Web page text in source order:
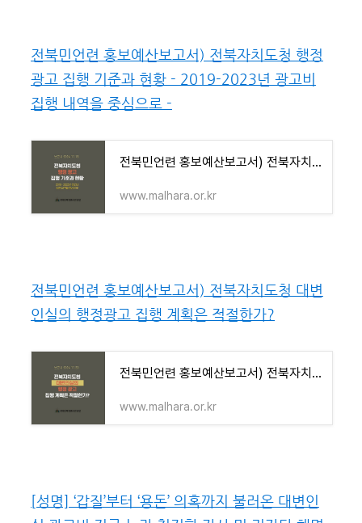
전북민언련 홍보예산보고서) 전북자치도청 행정
광고 집행 기준과 현황 - 2019-2023년 광고비
집행 내역을 중심으로 -
전북민언련 홍보예산보고서) 전북자치도청 행정 광고 집행 기준과 현황 - 2019-2023년 광고비 집행
www.malhara.or.kr
전북민언련 홍보예산보고서) 전북자치도청 대변
인실의 행정광고 집행 계획은 적절한가?
전북민언련 홍보예산보고서) 전북자치도청 대변인실의 행정광고 집행 계획은 적절한가?
www.malhara.or.kr
[성명] ‘갑질’부터 ‘용돈’ 의혹까지 불러온 대변인